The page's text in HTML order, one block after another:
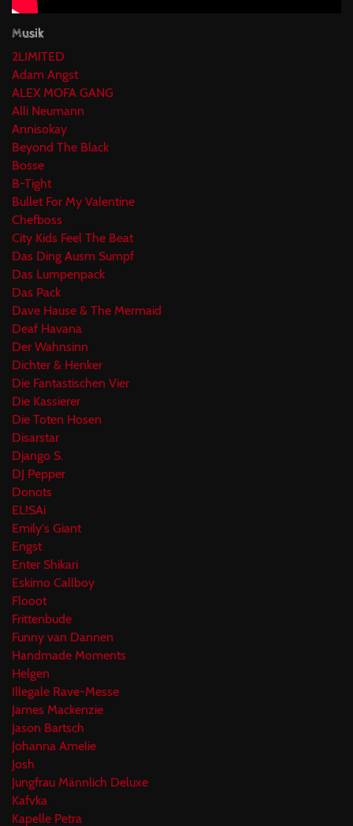
Musik
2LIMITED
Adam Angst
ALEX MOFA GANG
Alli Neumann
Annisokay
Beyond The Black
Bosse
B-Tight
Bullet For My Valentine
Chefboss
City Kids Feel The Beat
Das Ding Ausm Sumpf
Das Lumpenpack
Das Pack
Dave Hause & The Mermaid
Deaf Havana
Der Wahnsinn
Dichter & Henker
Die Fantastischen Vier
Die Kassierer
Die Toten Hosen
Disarstar
Django S.
DJ Pepper
Donots
EL!SAi
Emily's Giant
Engst
Enter Shikari
Eskimo Callboy
Flooot
Frittenbude
Funny van Dannen
Handmade Moments
Helgen
Illegale Rave-Messe
James Mackenzie
Jason Bartsch
Johanna Amelie
Josh
Jungfrau Männlich Deluxe
Kafvka
Kapelle Petra